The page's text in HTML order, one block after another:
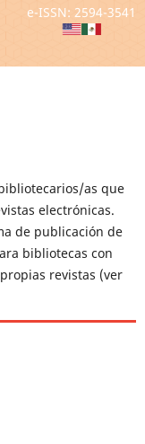
as que
electrónicas.
de publicación de
bibliotecas con
revistas (ver
e-ISSN: 2594-3541